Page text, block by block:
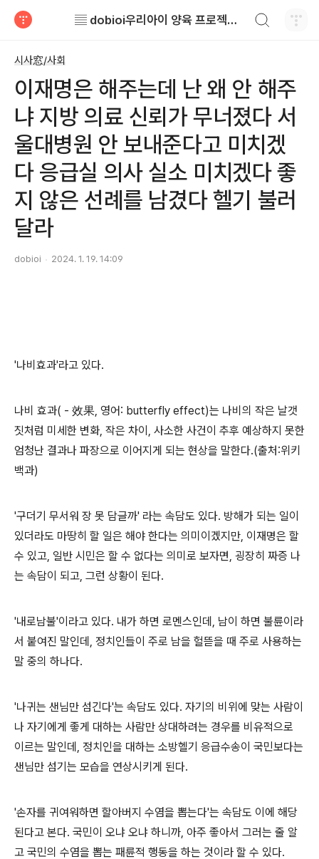
▤ dobioi우리아이 양육 프로젝트 ▤
시사窓/사회
이재명은 해주는데 난 왜 안 해주
냐 지방 의료 신뢰가 무너졌다 서
울대병원 안 보내준다고 미치겠
다 응급실 의사 실소 미치겠다 좋
지 않은 선례를 남겼다 헬기 불러
달라
dobioi 2024. 1. 19. 14:09
'나비효과'라고 있다.
나비 효과( - 效果, 영어: butterfly effect)는 나비의 작은 날갯
짓처럼 미세한 변화, 작은 차이, 사소한 사건이 추후 예상하지 못한
엄청난 결과나 파장으로 이어지게 되는 현상을 말한다.(출처:위키
백과)
'구더기 무서워 장 못 담글까' 라는 속담도 있다. 방해가 되는 일이
있더라도 마땅히 할 일은 해야 한다는 의미이겠지만, 이재명은 할
수 있고, 일반 시민은 할 수 없다는 의미로 보자면, 굉장히 짜증 나
는 속담이 되고, 그런 상황이 된다.
'내로남불'이라고 있다. 내가 하면 로멘스인데, 남이 하면 불륜이라
서 붙여진 말인데, 정치인들이 주로 남을 헐뜯을 때 주로 사용하는
말 중의 하나다.
'나귀는 샌님만 섬긴다'는 속담도 있다. 자기의 비위에 맞는 사람이
나 자기에게 좋게 대하는 사람만 상대하려는 경우를 비유적으로
이르는 말인데, 정치인을 대하는 소방헬기 응급수송이 국민보다는
샌님만 섬기는 모습을 연상시키게 된다.
'손자를 귀여워하면 할아버지 수염을 뽑는다'는 속담도 이에 해당
된다고 본다. 국민이 오냐 오냐 하니까, 아주 좋아서 그러는 줄 알
고 국민의 수염을 뽑는 패륜적 행동을 하는 것이라 할 수 있다.